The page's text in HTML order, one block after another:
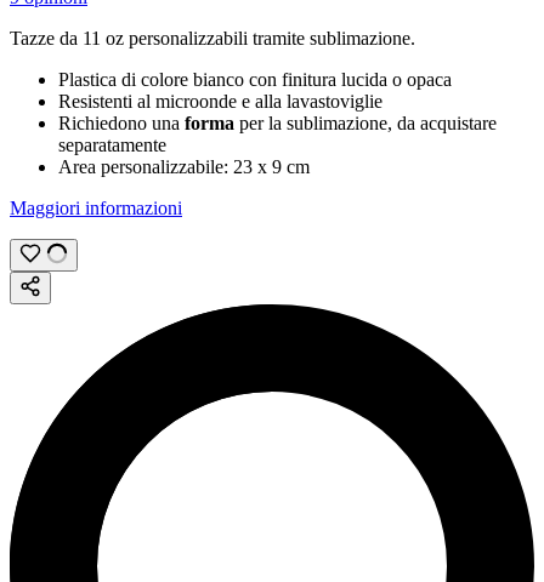
Tazze da 11 oz personalizzabili tramite sublimazione.
Plastica di colore bianco con finitura lucida o opaca
Resistenti al microonde e alla lavastoviglie
Richiedono una forma per la sublimazione, da acquistare
separatamente
Area personalizzabile: 23 x 9 cm
Maggiori informazioni